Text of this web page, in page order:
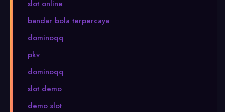
slot online
bandar bola terpercaya
dominoqq
pkv
dominoqq
slot demo
demo slot